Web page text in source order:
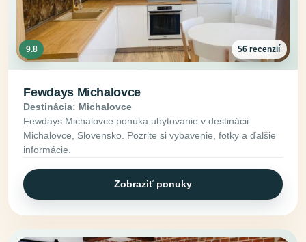
9.8 56 recenzií
Fewdays Michalovce
Destinácia: Michalovce
Fewdays Michalovce ponúka ubytovanie v destinácii
Michalovce, Slovensko. Pozrite si vybavenie, fotky a ďalšie
informácie.
Zobraziť ponuky